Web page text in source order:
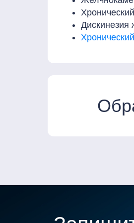
Хронический
Дискинезия